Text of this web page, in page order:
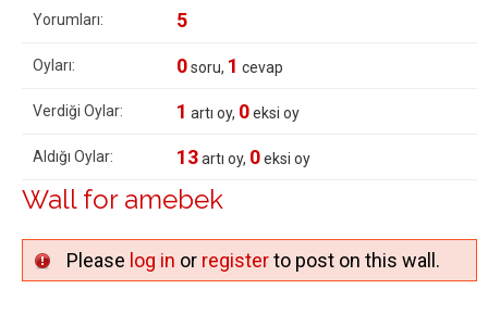
Yorumları: 5
Oyları: 0soru, 1 cevap
Verdiği Oylar: 1 artı oy, 0eksi oy
Aldığı Oylar: 13artı oy, 0eksi oy
Wall for amebek
Please log in or registerto post on this wall.